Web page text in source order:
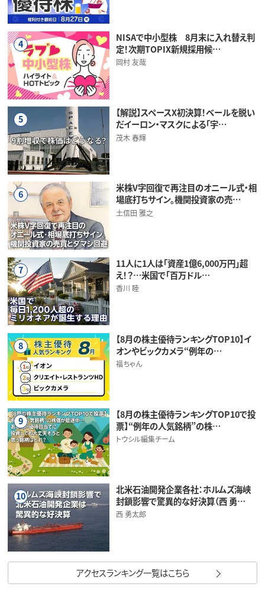
4
NISAで中小型株 8月末に入れ替え判
定！次期TOPIX新規採用候…
岡村 友哉
5
【解説】スペースX初決算！ベールを脱い
だイーロン・マスクによる「宇…
茂木 春輝
6
米株V字回復で再注目のオニール式・相
場底打ちサイン。機関投資家の売…
土信田 雅之
7
11人に1人は「資産1億6,000万円」超
え！？…米国で「百万ドル…
香川 睦
8
【8月の株主優待ランキングTOP10】イ
オンやビックカメラ“例年の…
福ちゃん
9
【8月の株主優待ランキングTOP10で投
票】“例年の人気銘柄”の株…
トウシル編集チーム
10
北米石油開発企業各社：ホルムズ海峡
封鎖影響で驚異的な好決算（西 勇…
西 勇太郎
アクセスランキング一覧はこちら